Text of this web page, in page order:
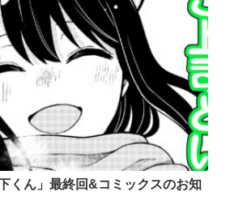
くん」最終回&コミックスのお知